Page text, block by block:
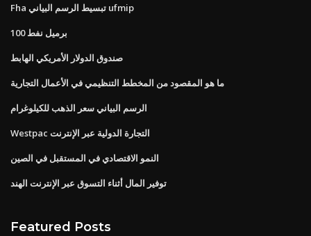
Fha تبسيط الرسم البياني ufmip
100 برميل نفط
صندوق الدولار الأمريكي الهابط
ما هو المقصود من المخطط التنظيمي في الأعمال التجارية
الرسم البياني سعر الذهب للكيلوغرام
Westpac التجارة الدولية عبر الإنترنت
النمو الاقتصادي في المستقبل في الصين
توفير المال أثناء التسوق عبر الإنترنت الهند
Featured Posts